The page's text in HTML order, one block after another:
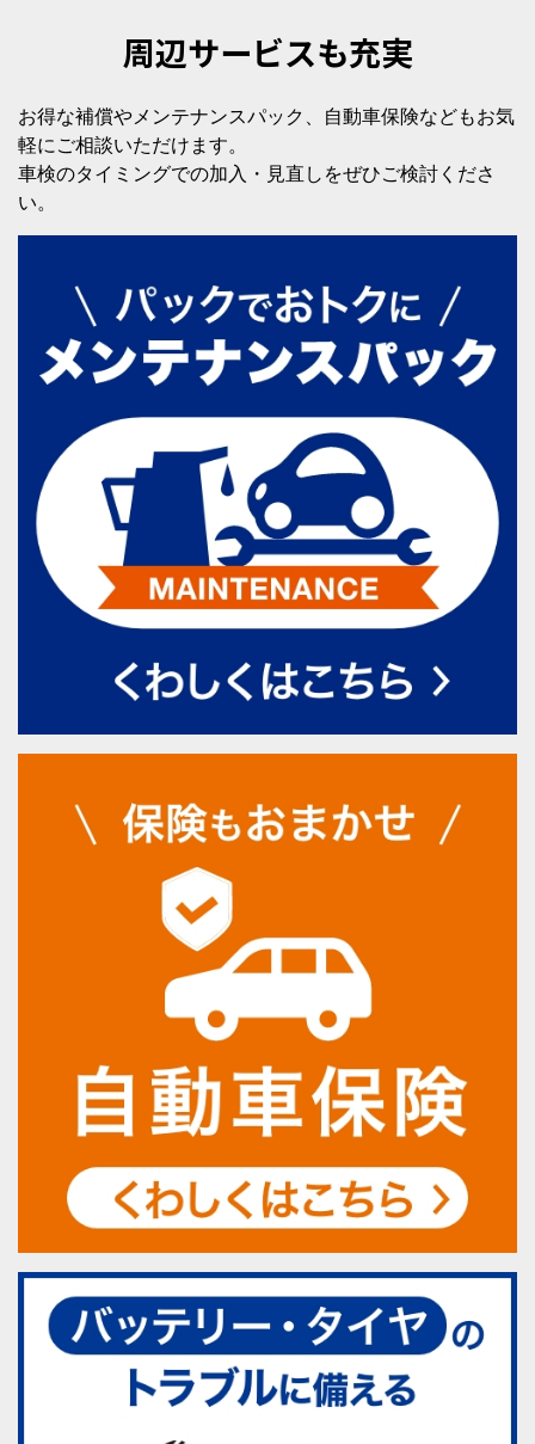
周辺サービスも充実
お得な補償やメンテナンスパック、自動車保険などもお気
軽にご相談いただけます。
車検のタイミングでの加入・見直しをぜひご検討くださ
い。